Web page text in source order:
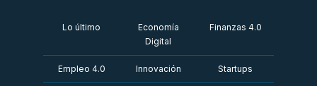
Lo último
Economía
Digital
Finanzas 4.0
Empleo 4.0 Innovación Startups